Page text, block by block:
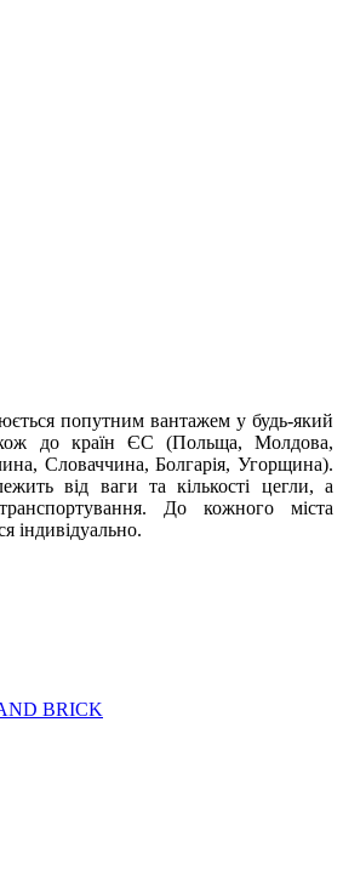
попутним вантажем у будь-який
до країн ЄС (Польща, Молдова,
Словаччина, Болгарія, Угорщина).
від ваги та кількості цегли, а
До кожного міста
індивідуально.